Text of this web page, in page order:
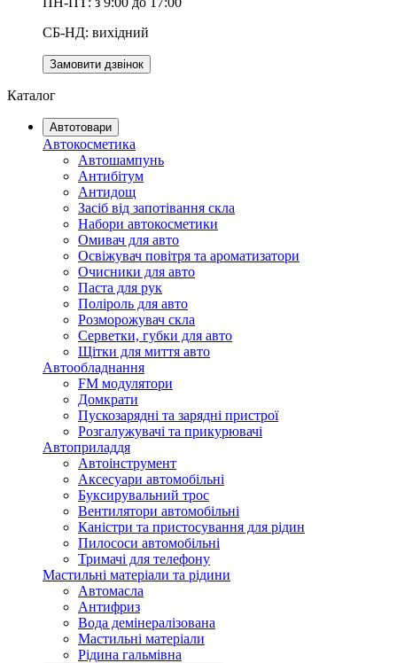
СБ-НД: вихідний
Замовити дзвінок
Каталог
Автотовари
Автокосметика
Автошампунь
Антибітум
Антидощ
Засіб від запотівання скла
Набори автокосметики
Омивач для авто
Освіжувач повітря та ароматизатори
Очисники для авто
Паста для рук
Поліроль для авто
Розморожувач скла
Серветки, губки для авто
Щітки для миття авто
Автообладнання
FM модулятори
Домкрати
Пускозарядні та зарядні пристрої
Розгалужувачі та прикурювачі
Автоприладдя
Автоінструмент
Аксесуари автомобільні
Буксирувальний трос
Вентилятори автомобільні
Каністри та пристосування для рідин
Пилососи автомобільні
Тримачі для телефону
Мастильні матеріали та рідини
Автомасла
Антифриз
Вода демінералізована
Мастильні матеріали
Рідина гальмівна